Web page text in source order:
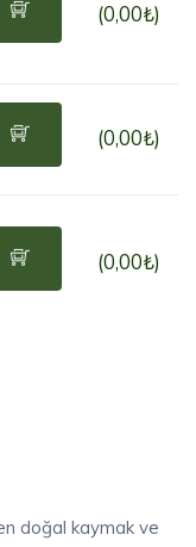
(0,00₺)
(0,00₺)
(0,00₺)
doğal kaymak ve